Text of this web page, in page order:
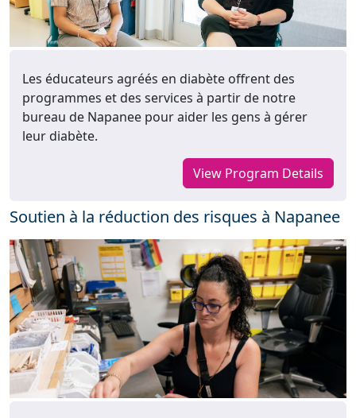
Les éducateurs agréés en diabète offrent des
programmes et des services à partir de notre
bureau de Napanee pour aider les gens à gérer
leur diabète.
View Program Details
Soutien à la réduction des risques à Napanee